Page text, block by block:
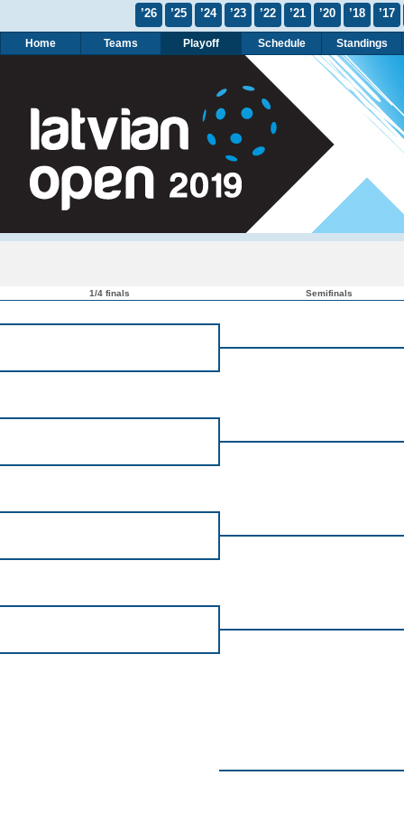
’17
’18
’20
’21
’22
’23
’24
’25
’26
Home Teams Playoff Schedule Standings
1/4 finals Semifinals